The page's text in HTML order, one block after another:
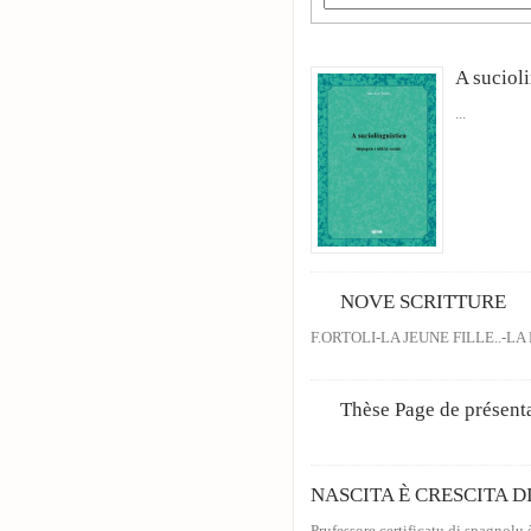
A
...
NOVE SCRITTURE
F.ORTOLI-LA JEUNE FILLE..-
Thèse Page de
NASCITA È CRESCITA